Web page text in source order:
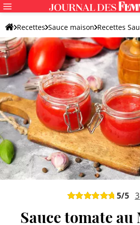
Recettes Sauce maison Recettes
Sauce tomate maison
5/5 3
Sauce tomate